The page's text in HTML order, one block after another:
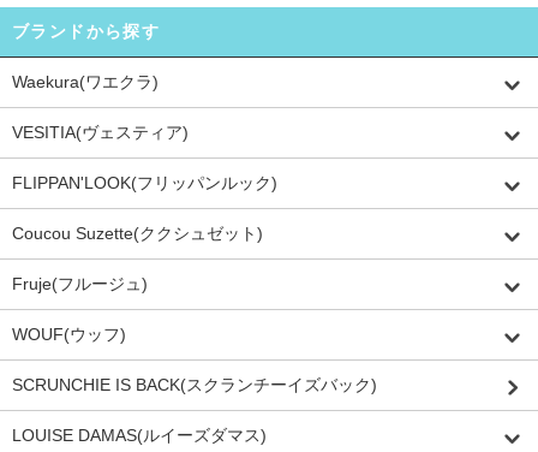
ブランドから探す
Waekura(ワエクラ)
VESITIA(ヴェスティア)
FLIPPAN'LOOK(フリッパンルック)
Coucou Suzette(ククシュゼット)
Fruje(フルージュ)
WOUF(ウッフ)
SCRUNCHIE IS BACK(スクランチーイズバック)
LOUISE DAMAS(ルイーズダマス)